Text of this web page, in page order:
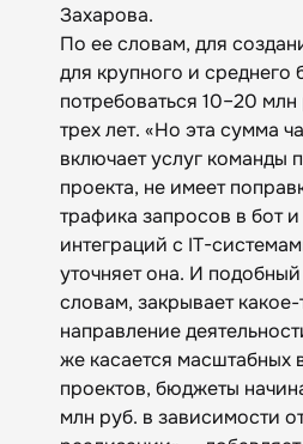
Захарова.
По ее словам, для
для крупного и среднего
потребоваться 10–20 млн
трех лет. «Но эта сумма
включает услуг команды
проекта, не имеет
трафика запросов в бот
интеграций с IT-
уточняет она. И
словам, закрывает
направление
же касается масштабных
проектов, бюджеты
млн руб. в зависимости